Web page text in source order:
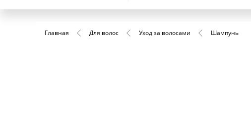
Главная Для волос Уход за волосами Шампунь